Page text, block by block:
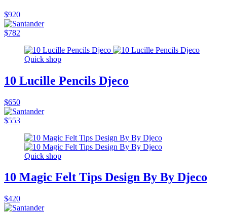
$920
$782
Quick shop
10 Lucille Pencils Djeco
$650
$553
Quick shop
10 Magic Felt Tips Design By By Djeco
$420